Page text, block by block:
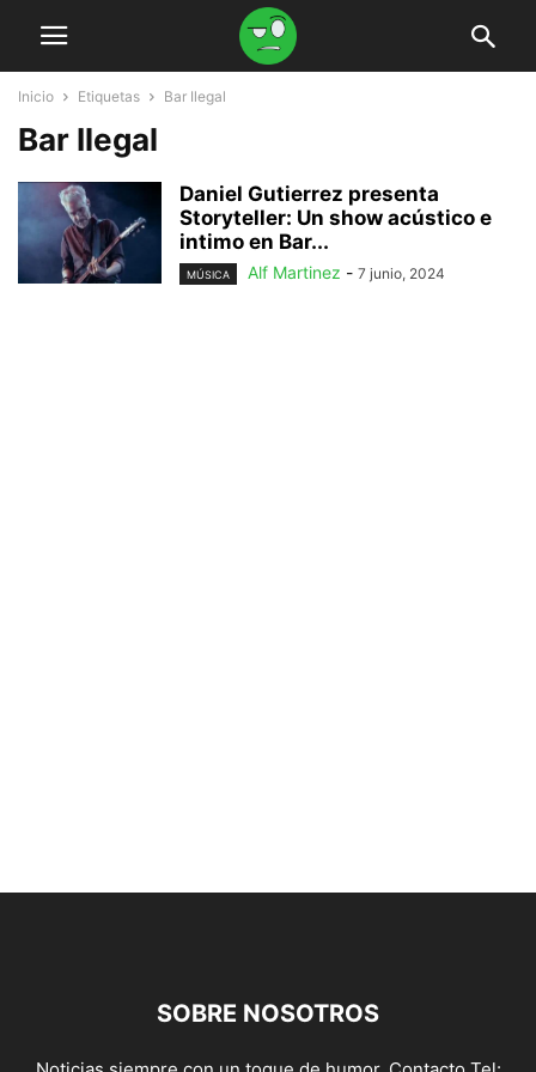
Inicio Etiquetas Bar Ilegal
Bar Ilegal
Daniel Gutierrez presenta
Storyteller: Un show acústico e
intimo en Bar...
MÚSICA Alf Martinez - 7 junio, 2024
SOBRE NOSOTROS